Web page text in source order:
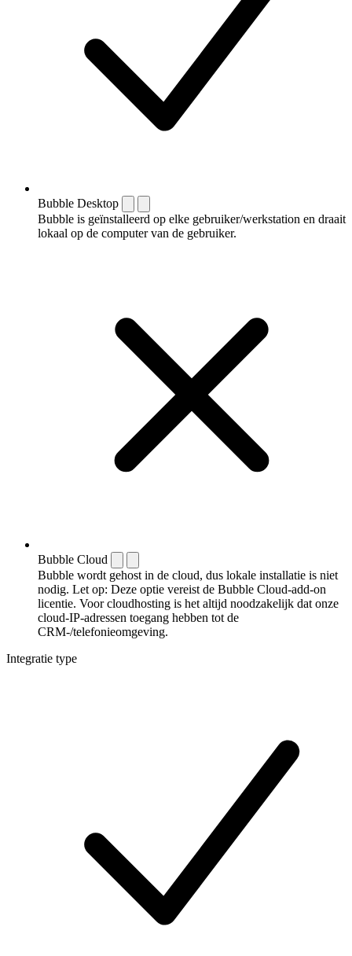
Bubble Desktop
Bubble is geïnstalleerd op elke gebruiker/werkstation en draait
lokaal op de computer van de gebruiker.
Bubble Cloud
Bubble wordt gehost in de cloud, dus lokale installatie is niet
nodig. Let op: Deze optie vereist de Bubble Cloud-add-on
licentie. Voor cloudhosting is het altijd noodzakelijk dat onze
cloud-IP-adressen toegang hebben tot de
CRM-/telefonieomgeving.
Integratie type